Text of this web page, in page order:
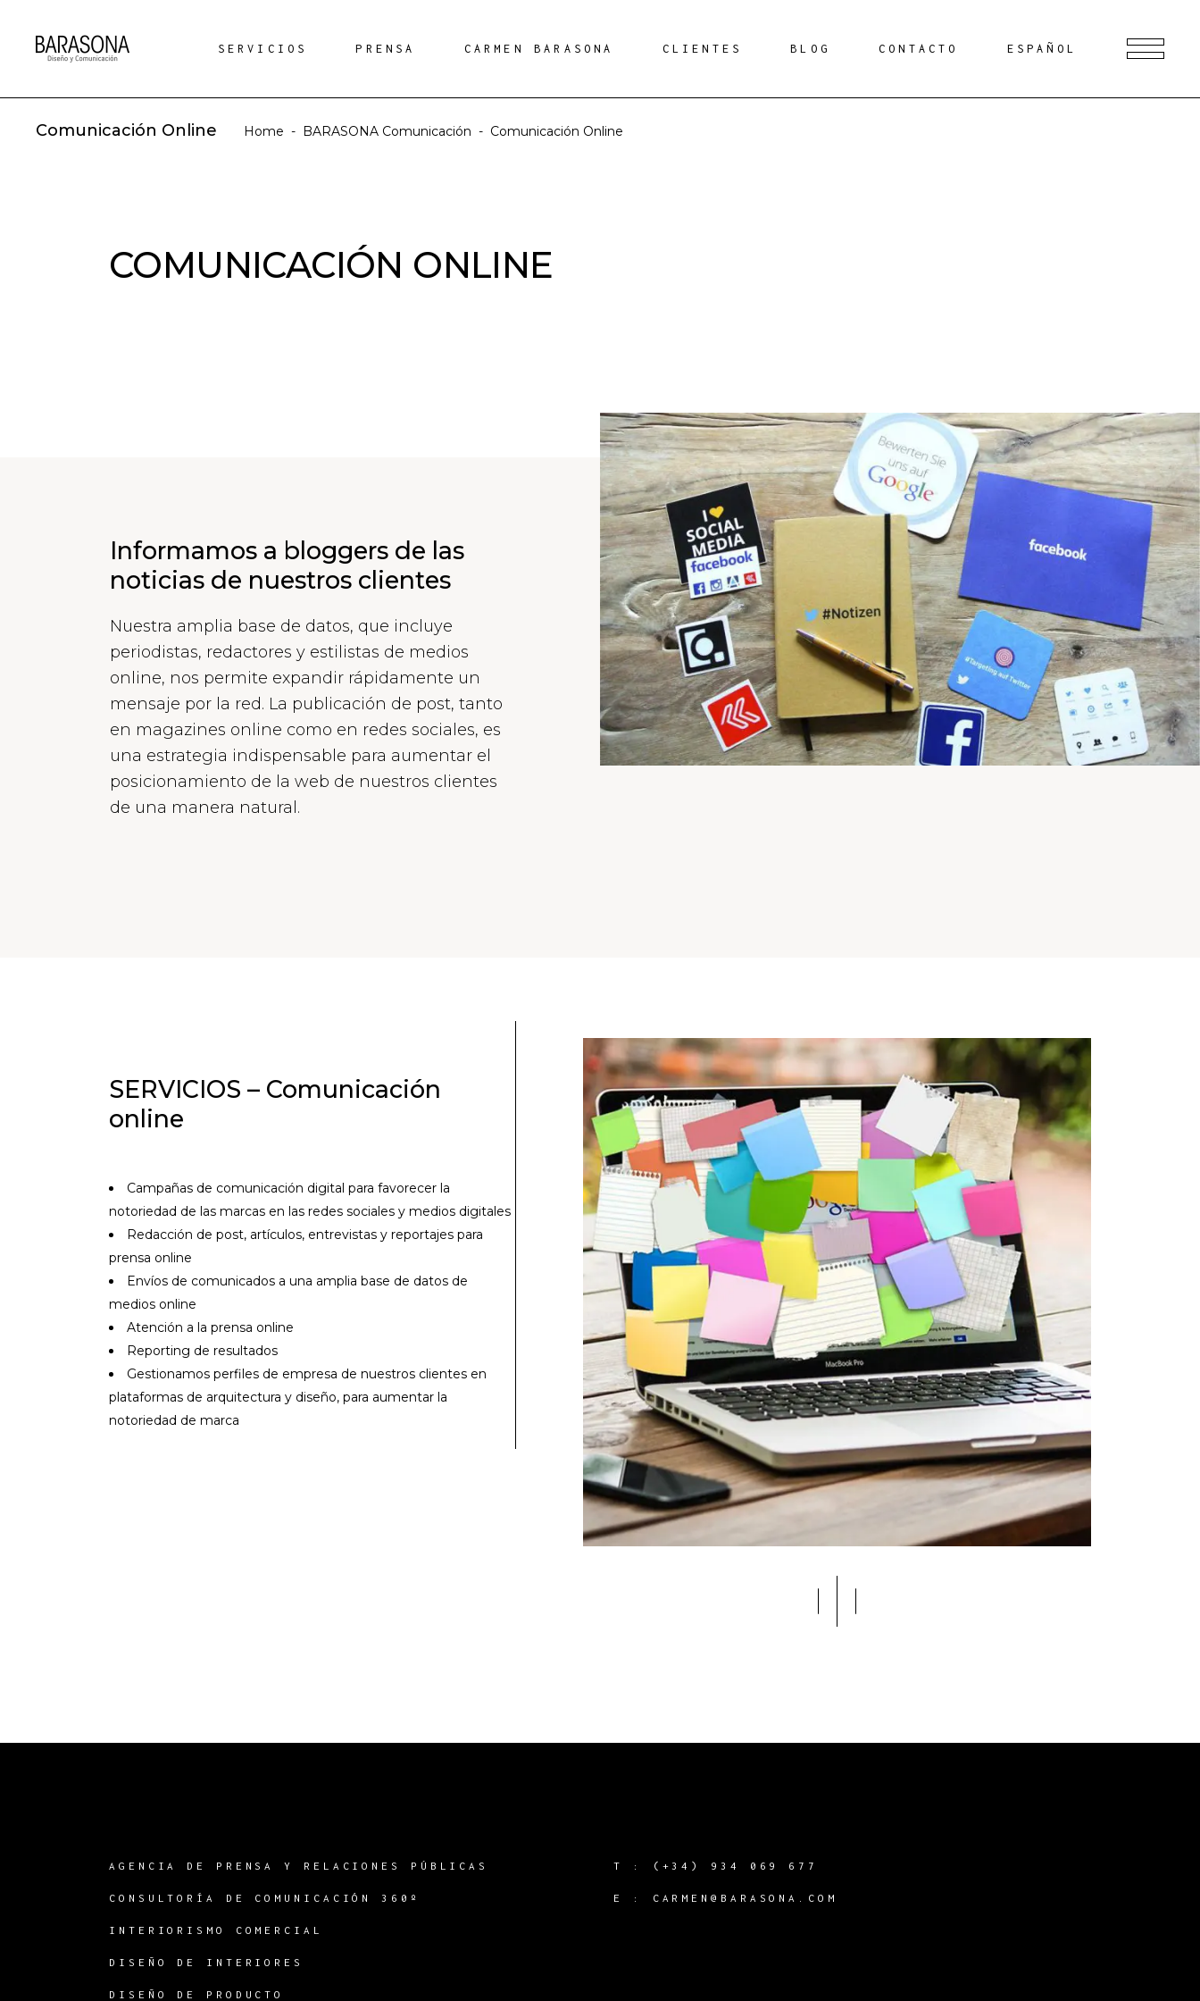
SERVICIOS PRENSA CARMEN BARASONA CLIENTES BLOG CONTACTO ESPAÑOL
Comunicación Online Home - BARASONA Comunicación - Comunicación Online
COMUNICACIÓN ONLINE
Informamos a bloggers de las
noticias de nuestros clientes
Nuestra amplia base de datos, que incluye
periodistas, redactores y estilistas de medios
online, nos permite expandir rápidamente un
mensaje por la red. La publicación de post, tanto
en magazines online como en redes sociales, es
una estrategia indispensable para aumentar el
posicionamiento de la web de nuestros clientes
de una manera natural.
SERVICIOS – Comunicación
online
Campañas de comunicación digital para favorecer la
notoriedad de las marcas en las redes sociales y medios digitales
Redacción de post, artículos, entrevistas y reportajes para
prensa online
Envíos de comunicados a una amplia base de datos de
medios online
Atención a la prensa online
Reporting de resultados
Gestionamos perfiles de empresa de nuestros clientes en
plataformas de arquitectura y diseño, para aumentar la
notoriedad de marca
AGENCIA DE PRENSA Y RELACIONES PÚBLICAS
CONSULTORÍA DE COMUNICACIÓN 360º
INTERIORISMO COMERCIAL
DISEÑO DE INTERIORES
DISEÑO DE PRODUCTO
T : (+34) 934 069 677
E : CARMEN@BARASONA.COM